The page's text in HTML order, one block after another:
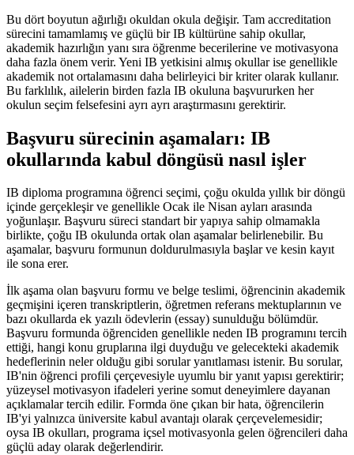
Bu dört boyutun ağırlığı okuldan okula değişir. Tam accreditation
sürecini tamamlamış ve güçlü bir IB kültürüne sahip okullar,
akademik hazırlığın yanı sıra öğrenme becerilerine ve motivasyona
daha fazla önem verir. Yeni IB yetkisini almış okullar ise genellikle
akademik not ortalamasını daha belirleyici bir kriter olarak kullanır.
Bu farklılık, ailelerin birden fazla IB okuluna başvururken her
okulun seçim felsefesini ayrı ayrı araştırmasını gerektirir.
Başvuru sürecinin aşamaları: IB
okullarında kabul döngüsü nasıl işler
IB diploma programına öğrenci seçimi, çoğu okulda yıllık bir döngü
içinde gerçekleşir ve genellikle Ocak ile Nisan ayları arasında
yoğunlaşır. Başvuru süreci standart bir yapıya sahip olmamakla
birlikte, çoğu IB okulunda ortak olan aşamalar belirlenebilir. Bu
aşamalar, başvuru formunun doldurulmasıyla başlar ve kesin kayıt
ile sona erer.
İlk aşama olan başvuru formu ve belge teslimi, öğrencinin akademik
geçmişini içeren transkriptlerin, öğretmen referans mektuplarının ve
bazı okullarda ek yazılı ödevlerin (essay) sunulduğu bölümdür.
Başvuru formunda öğrenciden genellikle neden IB programını tercih
ettiği, hangi konu gruplarına ilgi duyduğu ve gelecekteki akademik
hedeflerinin neler olduğu gibi sorular yanıtlaması istenir. Bu sorular,
IB'nin öğrenci profili çerçevesiyle uyumlu bir yanıt yapısı gerektirir;
yüzeysel motivasyon ifadeleri yerine somut deneyimlere dayanan
açıklamalar tercih edilir. Formda öne çıkan bir hata, öğrencilerin
IB'yi yalnızca üniversite kabul avantajı olarak çerçevelemesidir;
oysa IB okulları, programa içsel motivasyonla gelen öğrencileri daha
güçlü aday olarak değerlendirir.